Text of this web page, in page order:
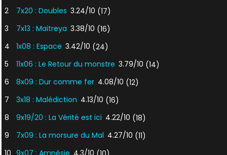
2
7x20 : Doubles 3.24/10 (17)
3
7x13 : Maitreya 3.38/10 (16)
4
1x08 : Espace 3.42/10 (24)
5
11x06 : Le Retour du monstre 3.79/10 (14)
6
8x09 : Dur comme fer 4.08/10 (12)
7
3x18 : Malédiction 4.13/10 (16)
8
9x19/20 : La Vérité est ici 4.22/10 (18)
9
7x09 : La morsure du Mal 4.27/10 (11)